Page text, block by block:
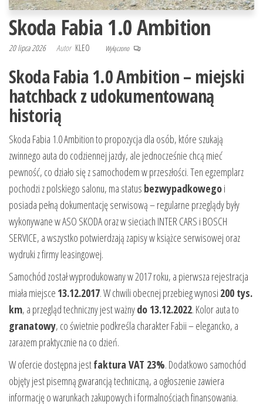
Skoda Fabia 1.0 Ambition
20 lipca 2026 Autor KLEO Wyłączono
Skoda Fabia 1.0 Ambition – miejski
hatchback z udokumentowaną
historią
Skoda Fabia 1.0 Ambition to propozycja dla osób, które szukają
zwinnego auta do codziennej jazdy, ale jednocześnie chcą mieć
pewność, co działo się z samochodem w przeszłości. Ten egzemplarz
pochodzi z polskiego salonu, ma status bezwypadkowegoi
posiada pełną dokumentację serwisową – regularne przeglądy były
wykonywane w ASO SKODA oraz w sieciach INTER CARS i BOSCH
SERVICE, a wszystko potwierdzają zapisy w książce serwisowej oraz
wydruki z firmy leasingowej.
Samochód został wyprodukowany w 2017 roku, a pierwsza rejestracja
miała miejsce 13.12.2017. W chwili obecnej przebieg wynosi 200 tys.
km, a przegląd techniczny jest ważnydo 13.12.2022. Kolor auta to
granatowy, co świetnie podkreśla charakter Fabii – elegancko, a
zarazem praktycznie na co dzień.
W ofercie dostępna jestfaktura VAT 23%. Dodatkowo samochód
objęty jest pisemną gwarancją techniczną, a ogłoszenie zawiera
informację o warunkach zakupowych i formalnościach finansowania.